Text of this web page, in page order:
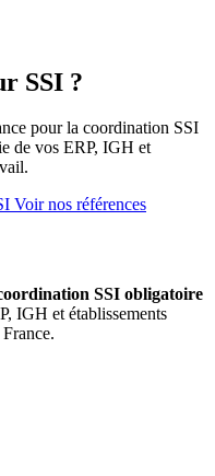
SSI ?
pour la coordination SSI
de vos ERP, IGH et
Voir nos références
SSI obligatoire
IGH et établissements